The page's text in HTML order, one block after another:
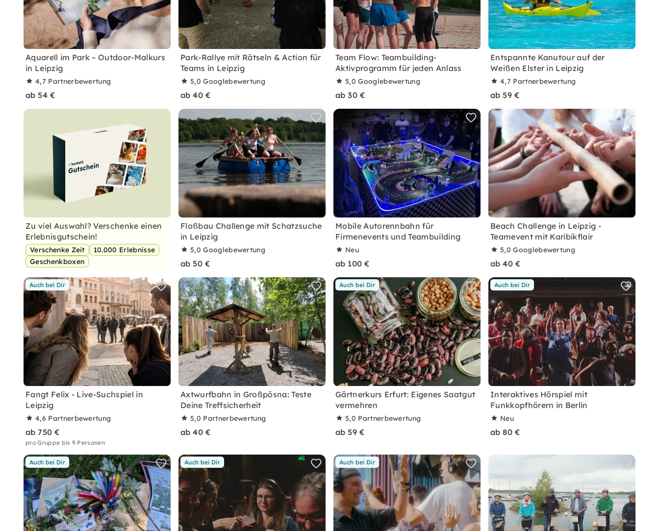
Aquarell im Park – Outdoor-Malkurs
in Leipzig
4,7 Partnerbewertung
ab 54 €
Park-Rallye mit Rätseln & Action für
Teams in Leipzig
5,0Googlebewertung
ab 40 €
Team Flow: Teambuilding-
Aktivprogramm für jeden Anlass
5,0Googlebewertung
ab 30 €
Entspannte Kanutour auf der
Weißen Elster in Leipzig
4,7 Partnerbewertung
ab 59 €
Zu viel Auswahl? Verschenke einen
Erlebnisgutschein!
Verschenke Zeit
10.000 Erlebnisse
Geschenkboxen
Floßbau Challenge mit Schatzsuche
in Leipzig
5,0Googlebewertung
ab 50 €
Mobile Autorennbahn für
Firmenevents und Teambuilding
Neu
ab 100 €
Beach Challenge in Leipzig -
Teamevent mit Karibikflair
5,0Googlebewertung
ab 40 €
Auch bei Dir
Fangt Felix - Live-Suchspiel in
Leipzig
4,6 Partnerbewertung
ab 750 €
pro Gruppe bis 9 Personen
Axtwurfbahn in Großpösna: Teste
Deine Treffsicherheit
5,0 Partnerbewertung
ab 40 €
Auch bei Dir
Gärtnerkurs Erfurt: Eigenes Saatgut
vermehren
5,0 Partnerbewertung
ab 59 €
Auch bei Dir
Interaktives Hörspiel mit
Funkkopfhörern in Berlin
Neu
ab 80 €
Auch bei Dir Auch bei Dir Auch bei Dir